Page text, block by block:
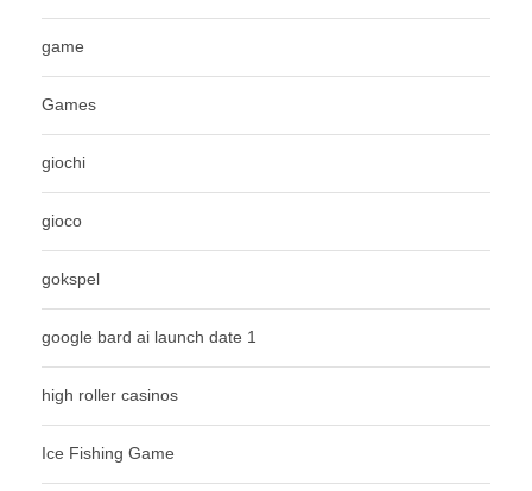
game
Games
giochi
gioco
gokspel
google bard ai launch date 1
high roller casinos
Ice Fishing Game